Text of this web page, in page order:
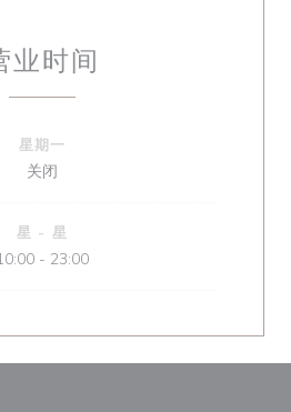
业时间
星期一
关闭
星 - 星
- 23:00